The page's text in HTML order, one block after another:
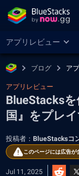
アプリレビュー
ブログ ア
アプリレビュー
BlueStacks
国』をプレ
投稿者： BlueStacksコ
このページには広告が
Jul 11, 2025